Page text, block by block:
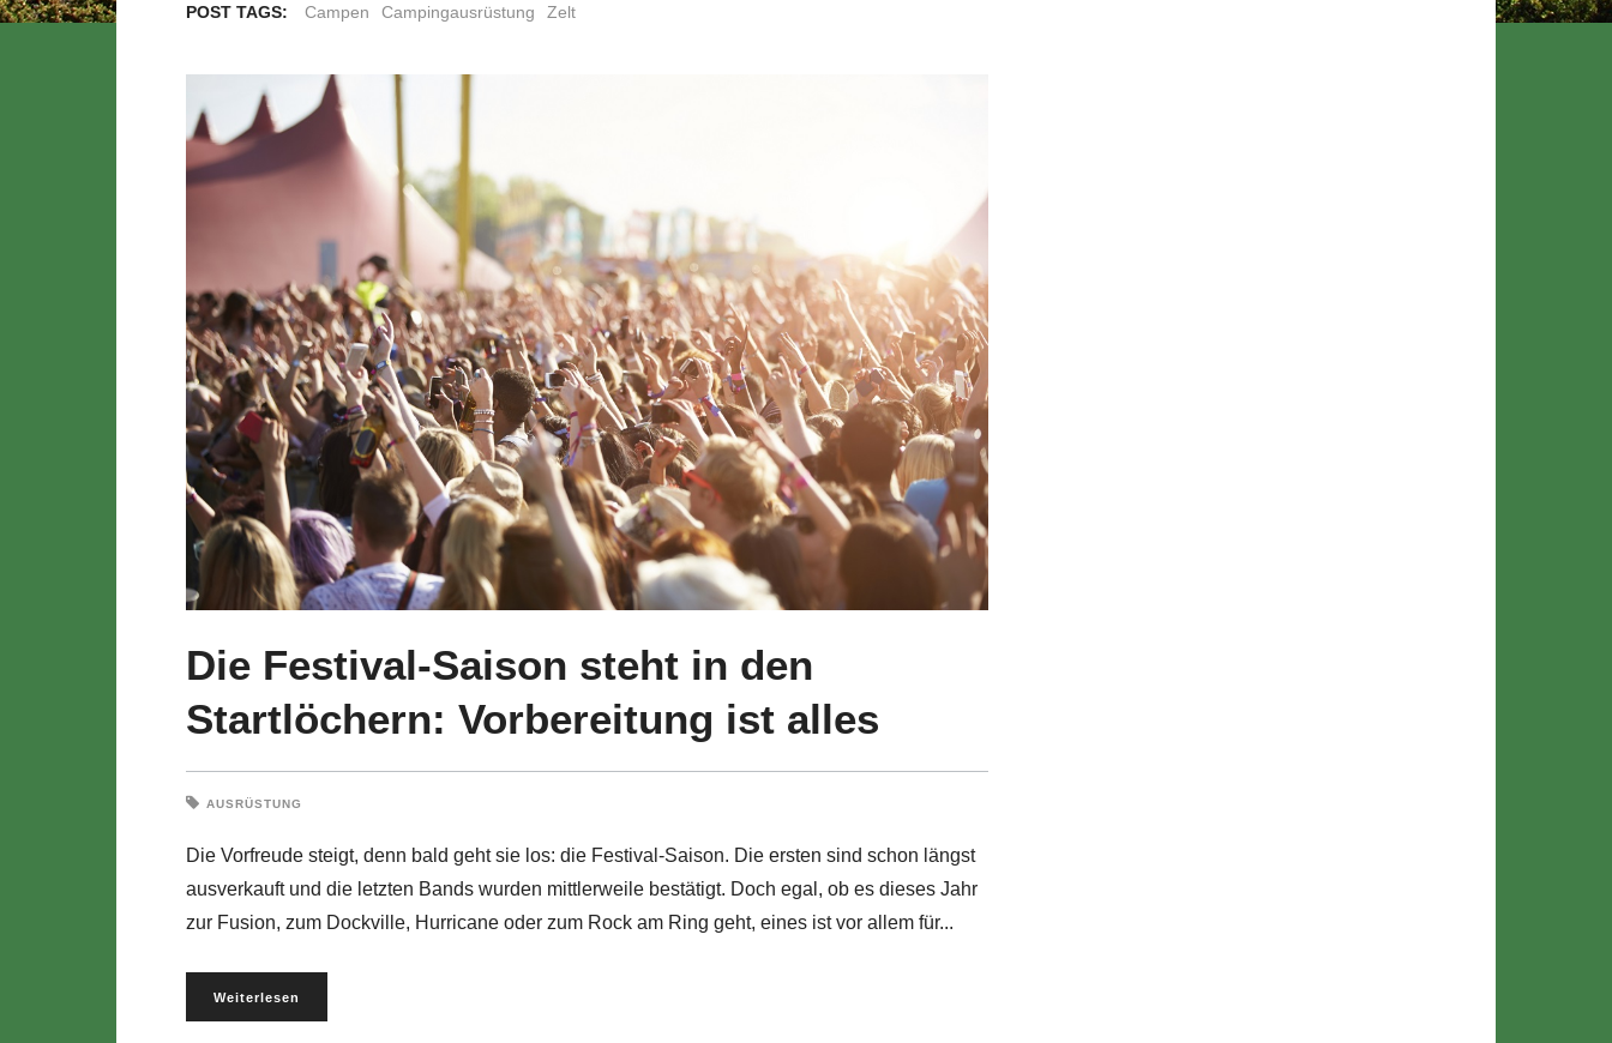
POST TAGS: Campen Campingausrüstung Zelt
Die Festival-Saison steht in den
Startlöchern: Vorbereitung ist alles
AUSRÜSTUNG
Die Vorfreude steigt, denn bald geht sie los: die Festival-Saison. Die ersten sind schon längst
ausverkauft und die letzten Bands wurden mittlerweile bestätigt. Doch egal, ob es dieses Jahr
zur Fusion, zum Dockville, Hurricane oder zum Rock am Ring geht, eines ist vor allem für
Weiterlesen